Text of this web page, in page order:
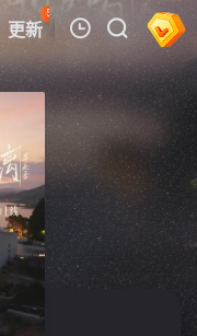
更新
50
热榜 APP